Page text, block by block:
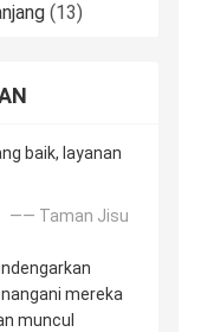
(13)
baik, layanan
—— Taman Jisu
mereka
muncul